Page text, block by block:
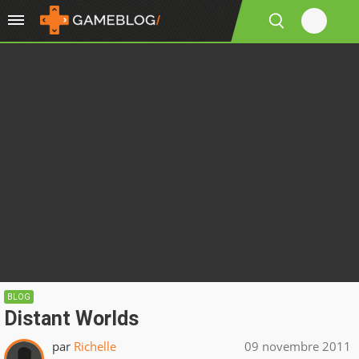
BLOG
Distant Worlds
par Richelle 09 novembre 2011